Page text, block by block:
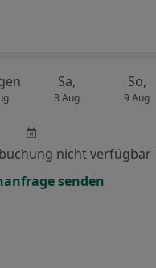
Sa,
8 Aug
So,
9 Aug
nicht verfügbar
senden